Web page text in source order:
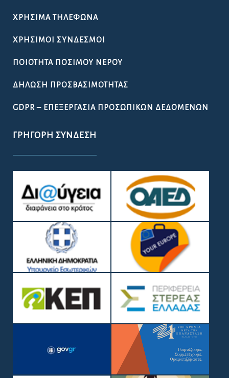
ΧΡΉΣΙΜΑ ΤΗΛΈΦΩΝΑ
ΧΡΉΣΙΜΟΙ ΣΎΝΔΕΣΜΟΙ
ΠΟΙΌΤΗΤΑ ΠΌΣΙΜΟΥ ΝΕΡΟΎ
ΔΉΛΩΣΗ ΠΡΟΣΒΑΣΙΜΌΤΗΤΑΣ
GDPR – ΕΠΕΞΕΡΓΑΣΙΑ ΠΡΟΣΩΠΙΚΩΝ ΔΕΔΟΜΕΝΩΝ
ΓΡΉΓΟΡΗ ΣΎΝΔΕΣΗ